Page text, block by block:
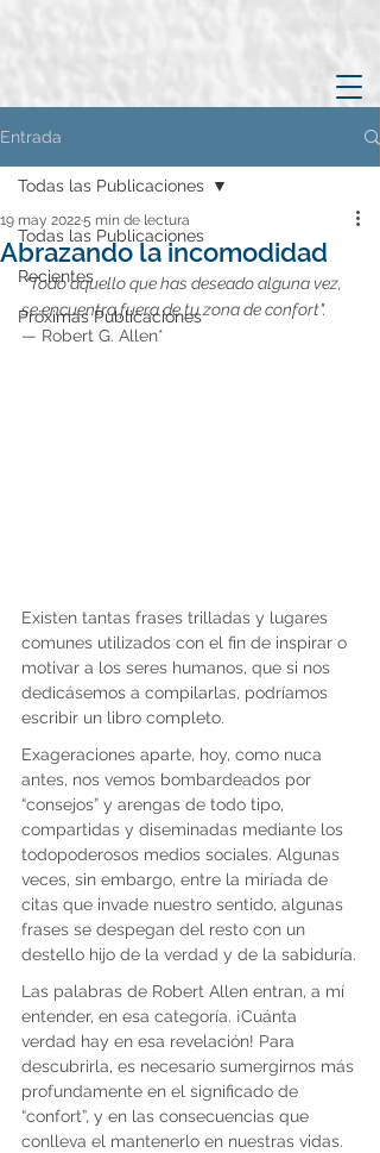
Entrada
Todas las Publicaciones
Recientes
Próximas Publicaciones
Todas las Publicaciones
Abrazando la incomodidad
19 may 20225 min de lectura
“Todo aquello que has deseado alguna vez,
se encuentra fuera de tu zona de confort".
— Robert G. Allen*
Existen tantas frases trilladas y lugares
comunes utilizados con el fin de inspirar o
motivar a los seres humanos, que si nos
dedicásemos a compilarlas, podríamos
escribir un libro completo.
Exageraciones aparte, hoy, como nuca
antes, nos vemos bombardeados por
“consejos” y arengas de todo tipo,
compartidas y diseminadas mediante los
todopoderosos medios sociales. Algunas
veces, sin embargo, entre la miríada de
citas que invade nuestro sentido, algunas
frases se despegan del resto con un
destello hijo de la verdad y de la sabiduría.
Las palabras de Robert Allen entran, a mí
entender, en esa categoría. ¡Cuánta
verdad hay en esa revelación! Para
descubrirla, es necesario sumergirnos más
profundamente en el significado de
“confort”, y en las consecuencias que
conlleva el mantenerlo en nuestras vidas.